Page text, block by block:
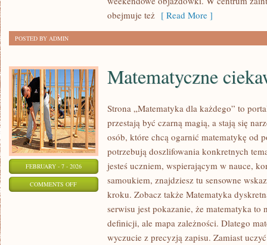
obejmuje też [ Read More ]
POSTED BY ADMIN
FEBRUARY - 7 - 2026
COMMENTS OFFON
MATEMATYCZNE
CIEKAWOSTKI
Matematyczne
Strona „Matematyka dla każdego” to
przestają być czarną magią, a stają się
osób, które chcą ogarnić matematykę od
potrzebują doszlifowania konkretnych
jesteś uczniem, wspierającym w nauce,
samoukiem, znajdziesz tu sensowne
kroku. Zobacz także Matematyka
serwisu jest pokazanie, że matematyka to
definicji, ale mapa zależności. Dlatego
wyczucie z precyzją zapisu. Zamiast